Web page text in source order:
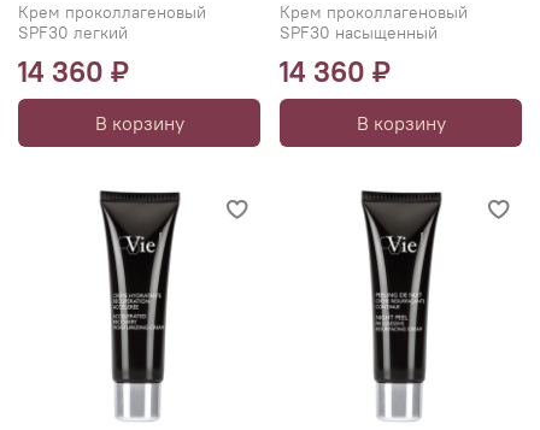
Крем проколлагеновый
SPF30 легкий
14 360 ₽
В корзину
Крем проколлагеновый
SPF30 насыщенный
14 360 ₽
В корзину